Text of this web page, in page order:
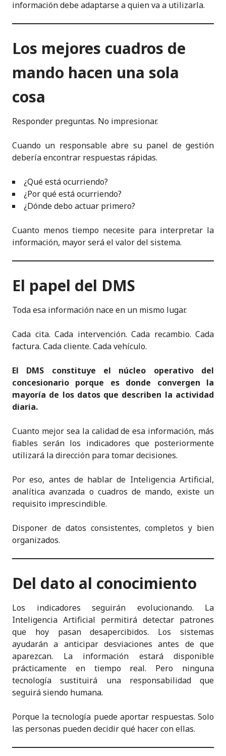
información debe adaptarse a quien va a utilizarla.
Los mejores cuadros de
mando hacen una sola
cosa
Responder preguntas. No impresionar.
Cuando un responsable abre su panel de gestión
debería encontrar respuestas rápidas.
¿Qué está ocurriendo?
¿Por qué está ocurriendo?
¿Dónde debo actuar primero?
Cuanto menos tiempo necesite para interpretar la
información, mayor será el valor del sistema.
El papel del DMS
Toda esa información nace en un mismo lugar.
Cada cita. Cada intervención. Cada recambio. Cada
factura. Cada cliente. Cada vehículo.
El DMS constituye el núcleo operativo del
concesionario porque es donde convergen la
mayoría de los datos que describen la actividad
diaria.
Cuanto mejor sea la calidad de esa información, más
fiables serán los indicadores que posteriormente
utilizará la dirección para tomar decisiones.
Por eso, antes de hablar de Inteligencia Artificial,
analítica avanzada o cuadros de mando, existe un
requisito imprescindible.
Disponer de datos consistentes, completos y bien
organizados.
Del dato al conocimiento
Los indicadores seguirán evolucionando. La
Inteligencia Artificial permitirá detectar patrones
que hoy pasan desapercibidos. Los sistemas
ayudarán a anticipar desviaciones antes de que
aparezcan. La información estará disponible
prácticamente en tiempo real. Pero ninguna
tecnología sustituirá una responsabilidad que
seguirá siendo humana.
Porque la tecnología puede aportar respuestas. Solo
las personas pueden decidir qué hacer con ellas.